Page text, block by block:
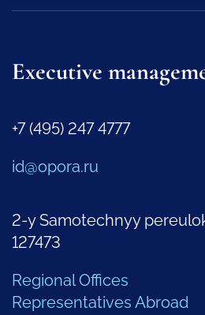
Executive
+7 (495) 247 4777
id@opora.ru
2-y Samotechnyy
127473
Regional Offices
Representatives Abroad